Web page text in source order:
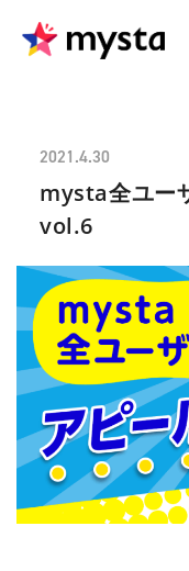
2021.4.30
mysta全ユー
vol.6